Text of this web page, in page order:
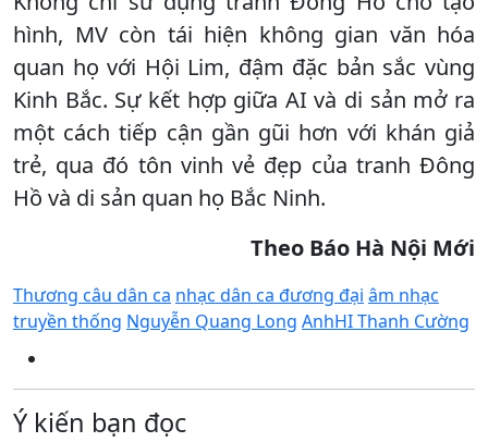
hình, MV còn tái hiện không gian văn hóa
quan họ với Hội Lim, đậm đặc bản sắc vùng
Kinh Bắc. Sự kết hợp giữa AI và di sản mở ra
một cách tiếp cận gần gũi hơn với khán giả
trẻ, qua đó tôn vinh vẻ đẹp của tranh Đông
Hồ và di sản quan họ Bắc Ninh.
Theo Báo Hà Nội Mới
Thương câu dân ca nhạc dân ca đương đại âm nhạc
truyền thống Nguyễn Quang Long AnhHI Thanh Cường
Ý kiến bạn đọc